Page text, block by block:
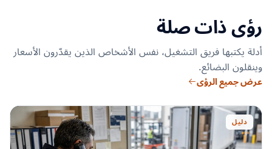
رؤى ذات صلة
أدلة يكتبها فريق التشغيل، نفس الأشخاص الذين يقدّرون الأسعار
وينقلون البضائع.
عرض جميع الرؤى
دليل